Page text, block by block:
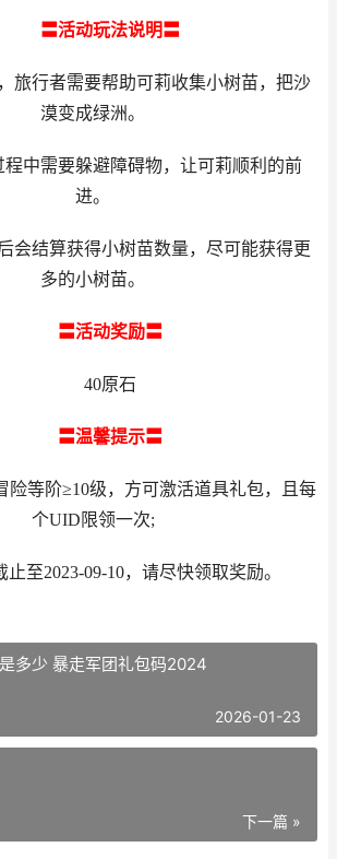
〓活动玩法说明〓
行者需要帮助可莉收集小树苗，把沙
漠变成绿洲。
中需要躲避障碍物，让可莉顺利的前
进。
结算获得小树苗数量，尽可能获得更
多的小树苗。
〓活动奖励〓
40原石
〓温馨提示〓
等阶≥10级，方可激活道具礼包，且每
个UID限领一次;
2023-09-10，请尽快领取奖励。
多少 暴走军团礼包码2024
2026-01-23
下一篇 »